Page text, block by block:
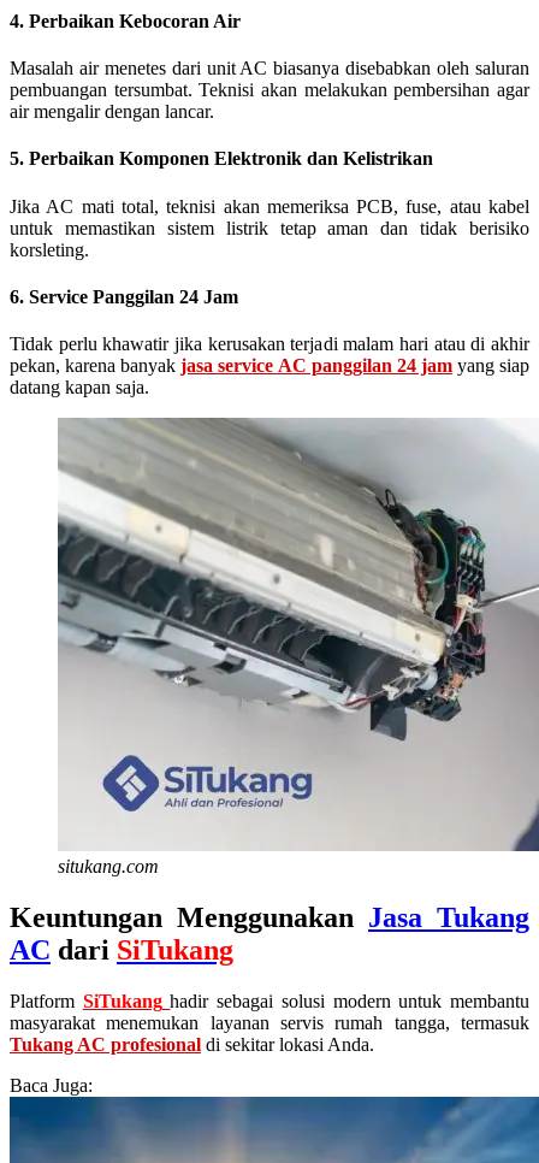
4. Perbaikan Kebocoran Air
Masalah air menetes dari unit AC biasanya disebabkan oleh saluran
pembuangan tersumbat. Teknisi akan melakukan pembersihan agar
air mengalir dengan lancar.
5. Perbaikan Komponen Elektronik dan Kelistrikan
Jika AC mati total, teknisi akan memeriksa PCB, fuse, atau kabel
untuk memastikan sistem listrik tetap aman dan tidak berisiko
korsleting.
6. Service Panggilan 24 Jam
Tidak perlu khawatir jika kerusakan terjadi malam hari atau di akhir
pekan, karena banyakjasa service AC panggilan 24 jamyang siap
datang kapan saja.
situkang.com
Keuntungan Menggunakan Jasa Tukang
AC dari SiTukang
Platform SiTukang hadir sebagai solusi modern untuk membantu
masyarakat menemukan layanan servis rumah tangga, termasuk
Tukang AC profesional di sekitar lokasi Anda.
Baca Juga: